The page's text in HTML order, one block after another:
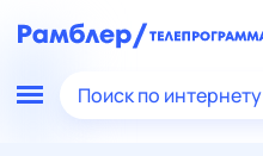
Поиск по интернету